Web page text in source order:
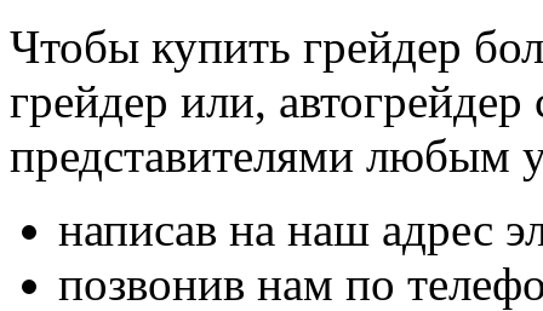
Чтобы купить грейдер
грейдер или,
представителями любым
написав на наш адрес
позвонив нам по